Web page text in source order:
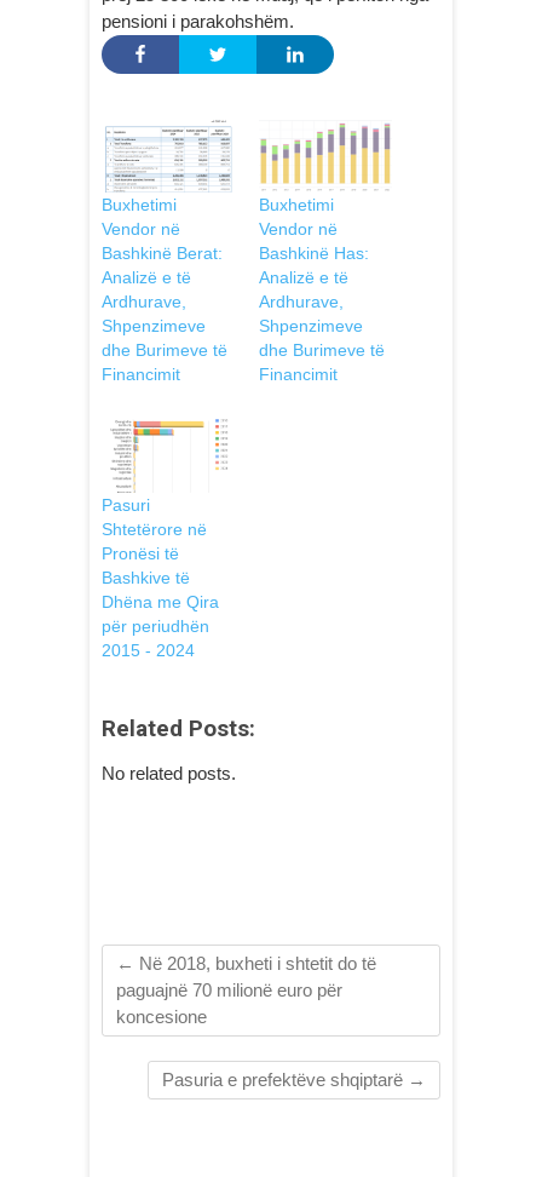
pensioni i parakohshëm.
Buxhetimi
Vendor në
Bashkinë Berat:
Analizë e të
Ardhurave,
Shpenzimeve
dhe Burimeve të
Financimit
Buxhetimi
Vendor në
Bashkinë Has:
Analizë e të
Ardhurave,
Shpenzimeve
dhe Burimeve të
Financimit
Pasuri
Shtetërore në
Pronësi të
Bashkive të
Dhëna me Qira
për periudhën
2015 - 2024
Related Posts:
No related posts.
← Në 2018, buxheti i shtetit do të
paguajnë 70 milionë euro për
koncesione
Pasuria e prefektëve shqiptarë →